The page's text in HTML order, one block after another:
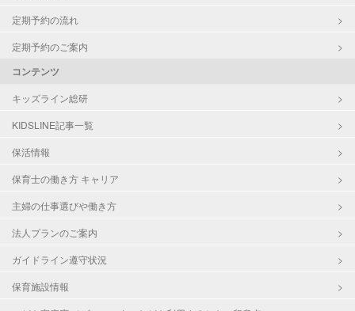
定期予約の流れ
定期予約のご案内
コンテンツ
キッズライン総研
KIDSLINE記事一覧
保活情報
保育士の働き方 キャリア
主婦の仕事選びや働き方
法人プランのご案内
ガイドライン遵守状況
保育施設情報